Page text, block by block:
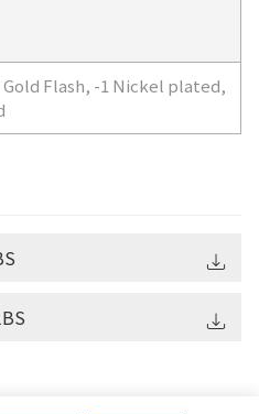
Gold Flash, -1 Nickel plated,